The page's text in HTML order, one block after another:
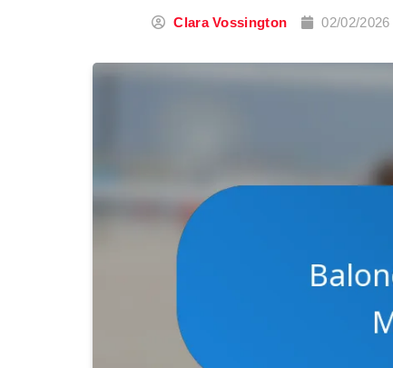
Clara Vossington 02/02/2026